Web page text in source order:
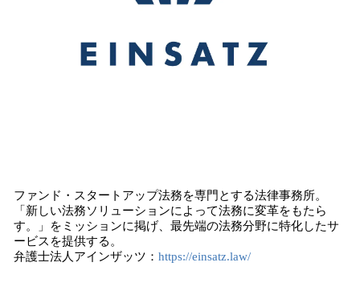
ファンド・スタートアップ法務を専門とする法律事務所。
「新しい法務ソリューションによって法務に変革をもたら
す。」をミッションに掲げ、最先端の法務分野に特化したサ
ービスを提供する。
弁護士法人アインザッツ： https://einsatz.law/